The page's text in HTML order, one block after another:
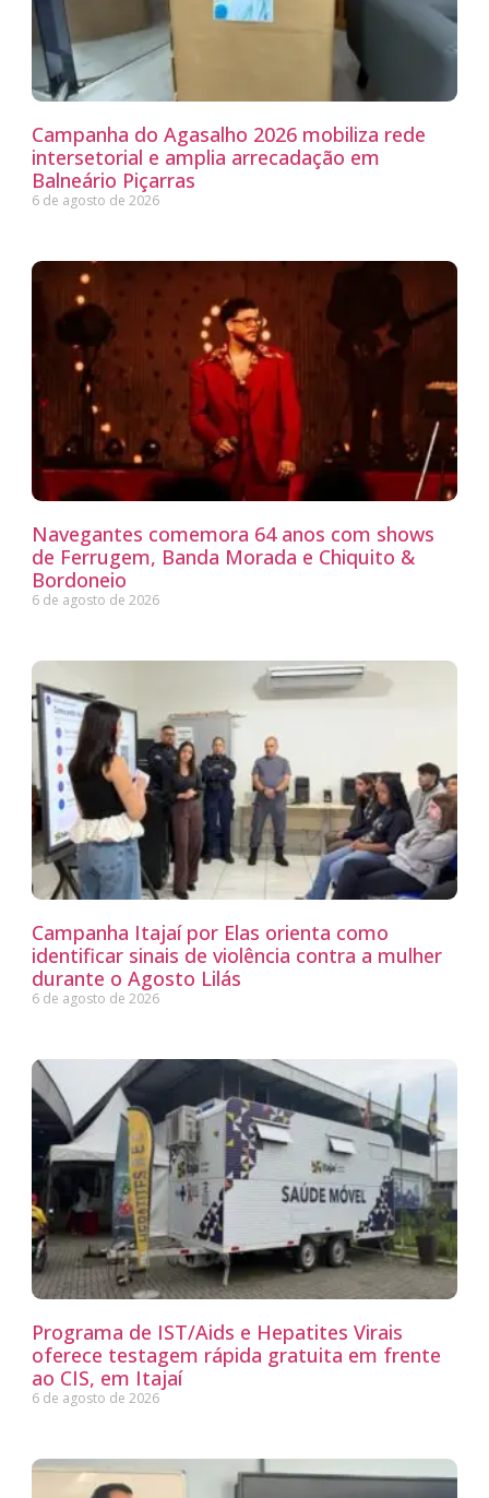
Campanha do Agasalho 2026 mobiliza rede
intersetorial e amplia arrecadação em
Balneário Piçarras
6 de agosto de 2026
Navegantes comemora 64 anos com shows
de Ferrugem, Banda Morada e Chiquito &
Bordoneio
6 de agosto de 2026
Campanha Itajaí por Elas orienta como
identificar sinais de violência contra a mulher
durante o Agosto Lilás
6 de agosto de 2026
Programa de IST/Aids e Hepatites Virais
oferece testagem rápida gratuita em frente
ao CIS, em Itajaí
6 de agosto de 2026